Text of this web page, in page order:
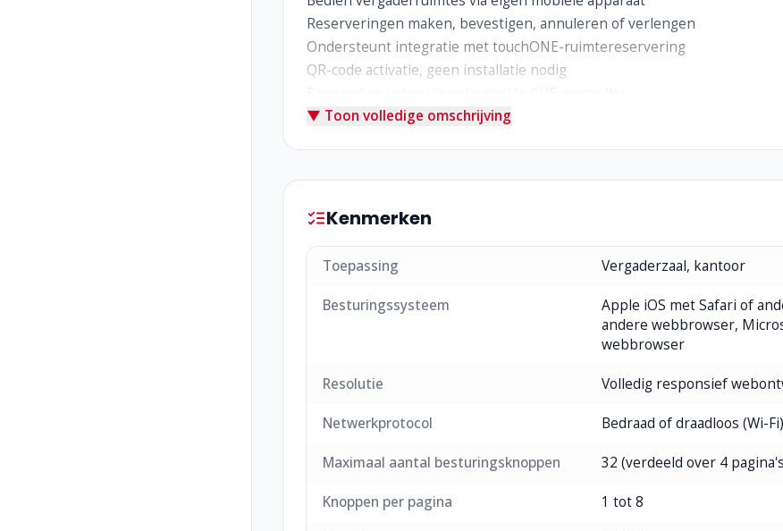
Reserveringen maken, bevestigen, annuleren of verlengen
Ondersteunt integratie met touchONE-ruimtereservering
QR-code activatie, geen installatie nodig
Ideaal voor BYOD-omgevingen en flexibele werkplekken
▼ Toon volledige omschrijving
Kenmerken
Toepassing Vergaderzaal, kantoor
Besturingssysteem
Apple iOS met Safari of
andere webbrowser,
webbrowser
Resolutie Volledig responsief
Netwerkprotocol Bedraad of draadloos (Wi-
Maximaal aantal besturingsknoppen 32 (verdeeld over 4
Knoppen per pagina 1 tot 8